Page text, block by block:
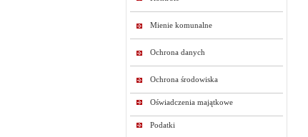
Mienie komunalne
Ochrona danych
Ochrona środowiska
Oświadczenia majątkowe
Podatki